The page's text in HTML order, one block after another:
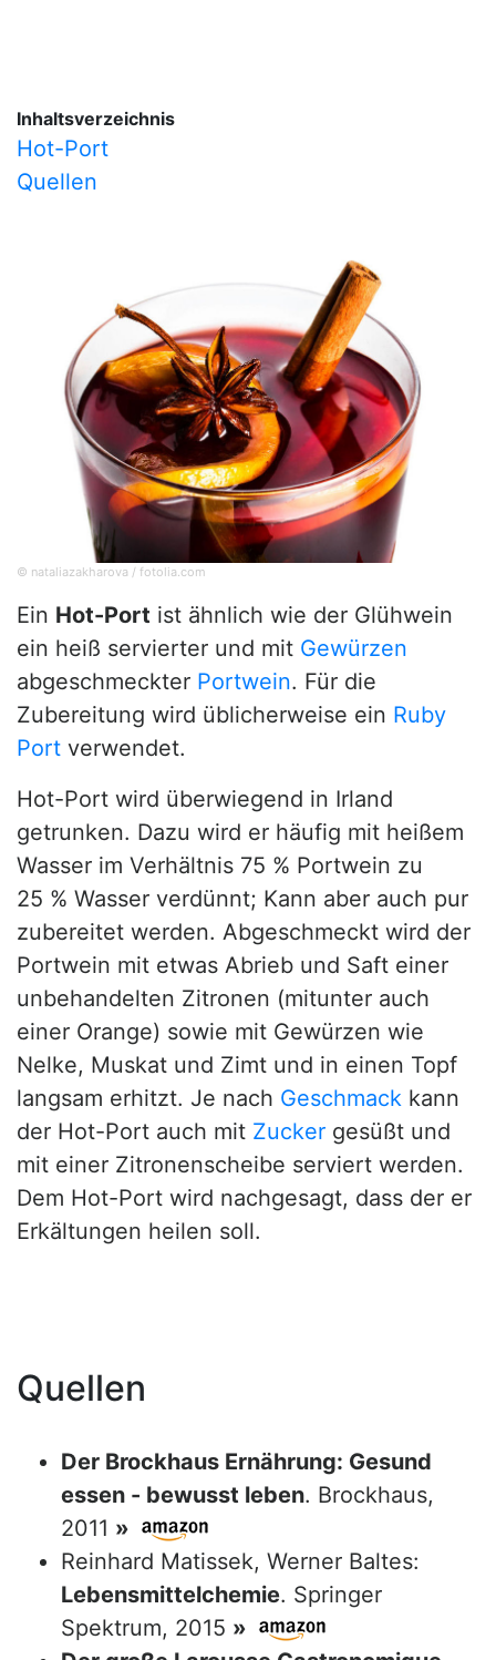
Inhaltsverzeichnis
Hot-Port
Quellen
© nataliazakharova / fotolia.com
Ein Hot-Port ist ähnlich wie der Glühwein
ein heiß servierter und mit Gewürzen
abgeschmeckter Portwein. Für die
Zubereitung wird üblicherweise ein Ruby
Port verwendet.
Hot-Port wird überwiegend in Irland
getrunken. Dazu wird er häufig mit heißem
Wasser im Verhältnis 75 % Portwein zu
25 % Wasser verdünnt; Kann aber auch pur
zubereitet werden. Abgeschmeckt wird der
Portwein mit etwas Abrieb und Saft einer
unbehandelten Zitronen (mitunter auch
einer Orange) sowie mit Gewürzen wie
Nelke, Muskat und Zimt und in einen Topf
langsam erhitzt. Je nach Geschmack kann
der Hot-Port auch mit Zucker gesüßt und
mit einer Zitronenscheibe serviert werden.
Dem Hot-Port wird nachgesagt, dass der er
Erkältungen heilen soll.
Quellen
Der Brockhaus Ernährung: Gesund
essen - bewusst leben. Brockhaus,
2011 »
Reinhard Matissek, Werner Baltes:
Lebensmittelchemie. Springer
Spektrum, 2015 »